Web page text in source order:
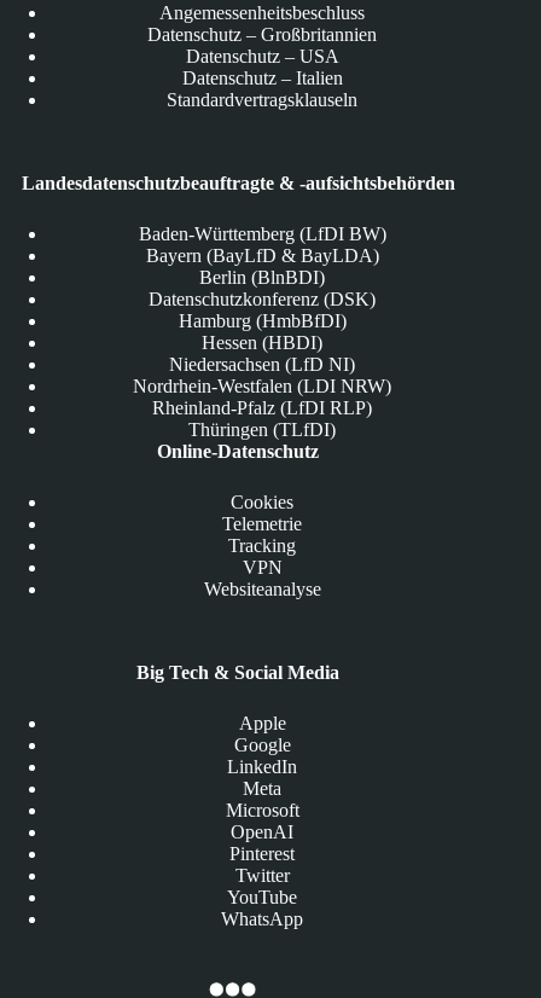
Angemessenheitsbeschluss
Datenschutz – Großbritannien
Datenschutz – USA
Datenschutz – Italien
Standardvertragsklauseln
Landesdatenschutzbeauftragte & -aufsichtsbehörden
Baden-Württemberg (LfDI BW)
Bayern (BayLfD & BayLDA)
Berlin (BlnBDI)
Datenschutzkonferenz (DSK)
Hamburg (HmbBfDI)
Hessen (HBDI)
Niedersachsen (LfD NI)
Nordrhein-Westfalen (LDI NRW)
Rheinland-Pfalz (LfDI RLP)
Thüringen (TLfDI)
Online-Datenschutz
Cookies
Telemetrie
Tracking
VPN
Websiteanalyse
Big Tech & Social Media
Apple
Google
LinkedIn
Meta
Microsoft
OpenAI
Pinterest
Twitter
YouTube
WhatsApp